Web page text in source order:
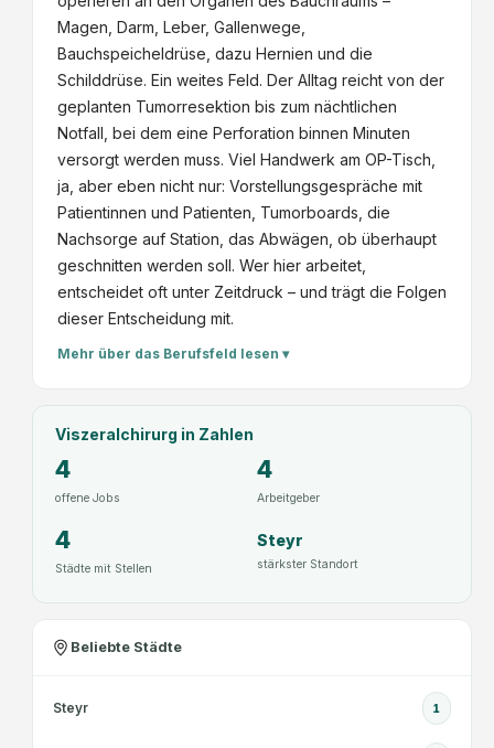
Magen, Darm, Leber, Gallenwege,
Bauchspeicheldrüse, dazu Hernien und die
Schilddrüse. Ein weites Feld. Der Alltag reicht von der
geplanten Tumorresektion bis zum nächtlichen
Notfall, bei dem eine Perforation binnen Minuten
versorgt werden muss. Viel Handwerk am OP-Tisch,
ja, aber eben nicht nur: Vorstellungsgespräche mit
Patientinnen und Patienten, Tumorboards, die
Nachsorge auf Station, das Abwägen, ob überhaupt
geschnitten werden soll. Wer hier arbeitet,
entscheidet oft unter Zeitdruck – und trägt die Folgen
dieser Entscheidung mit.
Mehr über das Berufsfeld lesen ▾
Viszeralchirurg in Zahlen
4
offene Jobs
4
Arbeitgeber
4
Städte mit Stellen
Steyr
stärkster Standort
Beliebte Städte
Steyr 1